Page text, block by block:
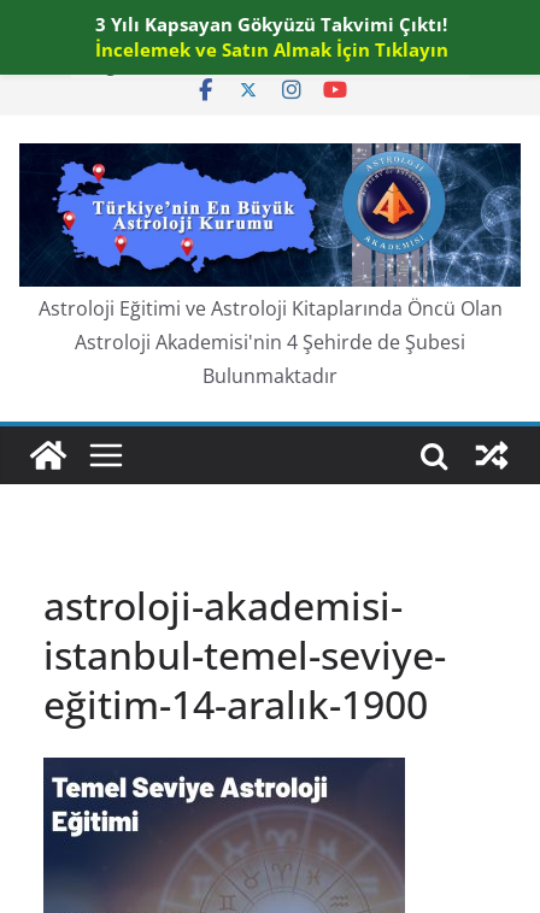
content
Perşembe, Ağustos 6, 2026
Astroloji Eğitimi ve Astroloji Kitaplarında Öncü Olan
Astroloji Akademisi'nin 4 Şehirde de Şubesi
Bulunmaktadır
astroloji-akademisi-
istanbul-temel-seviye-
eğitim-14-aralık-1900
3 Yılı Kapsayan Gökyüzü Takvimi Çıktı!
İncelemek ve Satın Almak İçin Tıklayın